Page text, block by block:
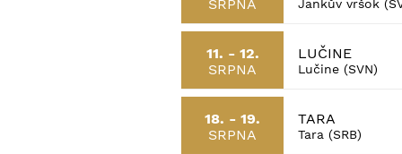
SRPNA Jankův vršok
11. - 12.
SRPNA
LUČINE
Lučine (SVN)
18. - 19.
SRPNA
TARA
Tara (SRB)